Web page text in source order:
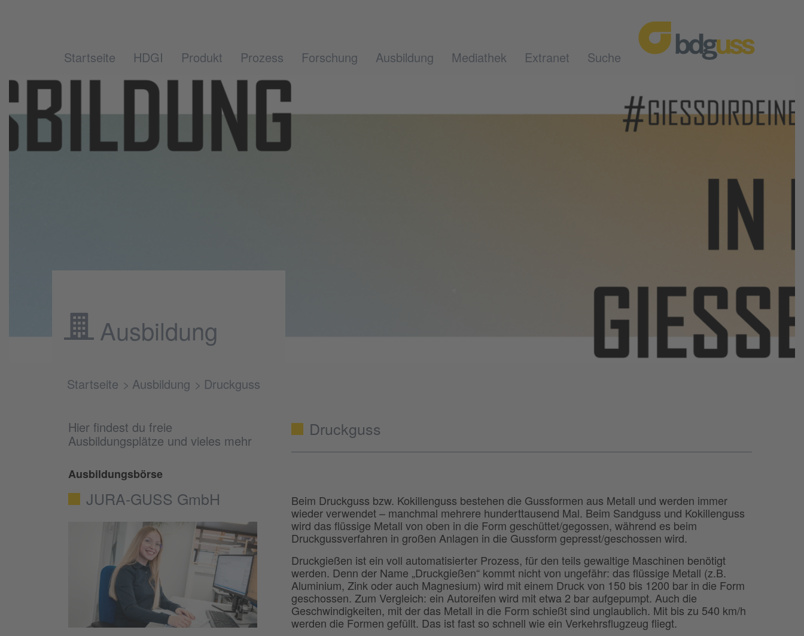
Startseite HDGI Produkt Prozess Forschung Ausbildung Mediathek Extranet Suche
Ausbildung
Startseite Ausbildung Druckguss
Hier findest du freie
Ausbildungsplätze und vieles mehr
Ausbildungsbörse
JURA-GUSS GmbH
Druckguss
Beim Druckguss bzw. Kokillenguss bestehen die Gussformen aus Metall und werden immer
wieder verwendet – manchmal mehrere hunderttausend Mal. Beim Sandguss und Kokillenguss
wird das flüssige Metall von oben in die Form geschüttet/gegossen, während es beim
Druckgussverfahren in großen Anlagen in die Gussform gepresst/geschossen wird.
Druckgießen ist ein voll automatisierter Prozess, für den teils gewaltige Maschinen benötigt
werden. Denn der Name „Druckgießen“ kommt nicht von ungefähr: das flüssige Metall (z.B.
Aluminium, Zink oder auch Magnesium) wird mit einem Druck von 150 bis 1200 bar in die Form
geschossen. Zum Vergleich: ein Autoreifen wird mit etwa 2 bar aufgepumpt. Auch die
Geschwindigkeiten, mit der das Metall in die Form schießt sind unglaublich. Mit bis zu 540 km/h
werden die Formen gefüllt. Das ist fast so schnell wie ein Verkehrsflugzeug fliegt.